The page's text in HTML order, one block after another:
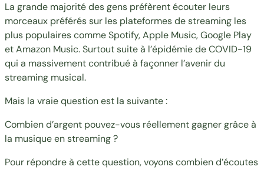
La grande majorité des gens préfèrent écouter leurs
morceaux préférés sur les plateformes de streaming les
plus populairescomme Spotify, Apple Music, Google Play
et Amazon Music. Surtout suite à l’épidémie de COVID-19
qui a massivement contribué à façonner l’avenir du
streaming musical.
Mais la vraie question est la suivante :
Combien d’argent pouvez-vous réellement gagner grâce à
la musique en streaming ?
Pour répondre à cette question, voyonscombien d’écoutes